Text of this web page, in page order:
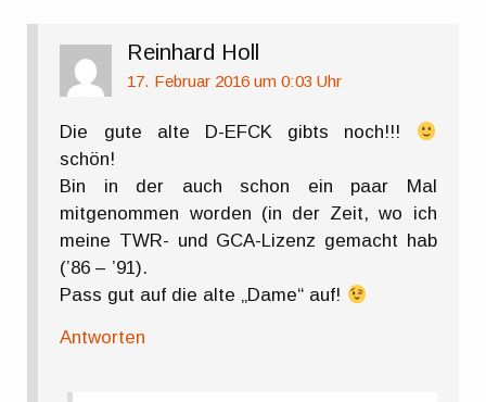
Reinhard Holl
17. Februar 2016 um 0:03 Uhr
Die gute alte D-EFCK gibts noch!!!
schön!
Bin in der auch schon ein paar Mal
mitgenommen worden (in der Zeit, wo ich
meine TWR- und GCA-Lizenz gemacht hab
(’86 – ’91).
Pass gut auf die alte „Dame“ auf!
Antworten